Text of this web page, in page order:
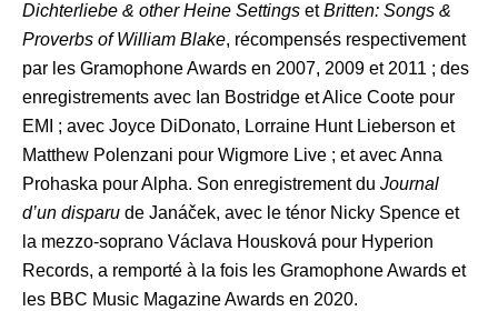
Dichterliebe & other Heine Settings etBritten: Songs &
Proverbs of William Blake, récompensés respectivement
par les Gramophone Awards en 2007, 2009 et 2011 ; des
enregistrements avec Ian Bostridge et Alice Coote pour
EMI ; avec Joyce DiDonato, Lorraine Hunt Lieberson et
Matthew Polenzani pour Wigmore Live ; et avec Anna
Prohaska pour Alpha. Son enregistrement du Journal
d’un disparu de Janáček, avec le ténor Nicky Spence et
la mezzo-soprano Václava Housková pour Hyperion
Records, a remporté à la fois les Gramophone Awards et
les BBC Music Magazine Awards en 2020.